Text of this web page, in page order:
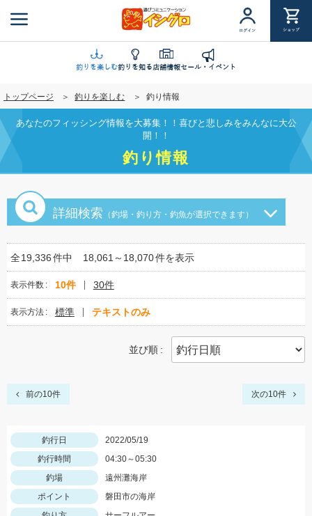
ン
に
移
動
ログイン ショップ
釣りを楽しむ釣りを知る店舗情報セール・イベント
トップページ 釣りを楽しむ 釣り情報
あなたのフィッシング情報を大募集！！喜びと悲しみをみんなに大公
開！！
釣り情報
詳細検索 （釣場・釣り方・釣魚が選択できます）
全19,336件中 18,061～18,070件を表示
表示件数 10件 30件
表示方法 標準 テキストのみ
並び順
前の10件 次の10件
釣行日
2022/05/19
釣行時間
04:30～05:30
釣場
遠州灘海岸
ポイント
磐田市の海岸